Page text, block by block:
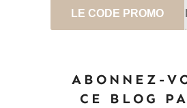
LE CODE PROMO
ABONNEZ-
CE BLOG